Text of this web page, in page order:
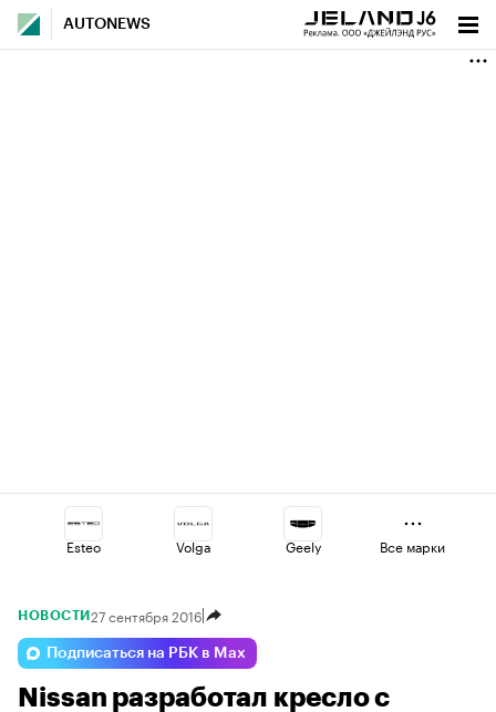
AUTONEWS
Esteo Volga Geely
Voyah Jaecoo
Changan Omoda Lada
Все марки
НОВОСТИ 27 сентября 2016
Подписаться на РБК в Max
Nissan разработал кресло с